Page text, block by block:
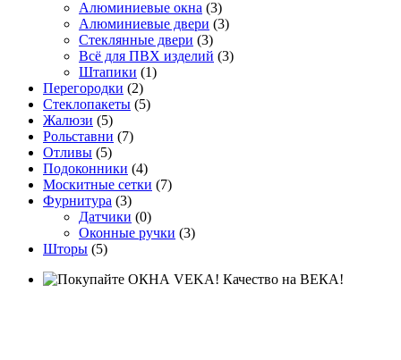
Алюминиевые окна (3)
Алюминиевые двери (3)
Стеклянные двери (3)
Всё для ПВХ изделий (3)
Штапики (1)
Перегородки (2)
Стеклопакеты (5)
Жалюзи (5)
Рольставни (7)
Отливы (5)
Подоконники (4)
Москитные сетки (7)
Фурнитура (3)
Датчики (0)
Оконные ручки (3)
Шторы (5)